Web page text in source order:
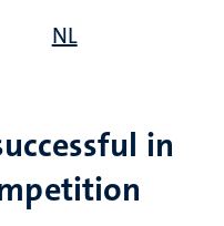
NL
in